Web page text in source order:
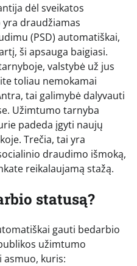
dėl sveikatos
draudžiamas
(PSD) automatiškai,
ši apsauga baigiasi.
valstybė už jus
toliau nemokamai
tai galimybė dalyvauti
Užimtumo tarnyba
padeda įgyti naujų
Trečia, tai yra
draudimo išmoką,
reikalaujamą stažą.
statusą?
gauti bedarbio
užimtumo
kuris: